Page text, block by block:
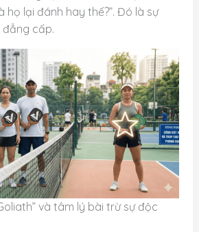
họ lại đánh hay thế?”. Đó là sự
cấp.
và tâm lý bài trừ sự độc